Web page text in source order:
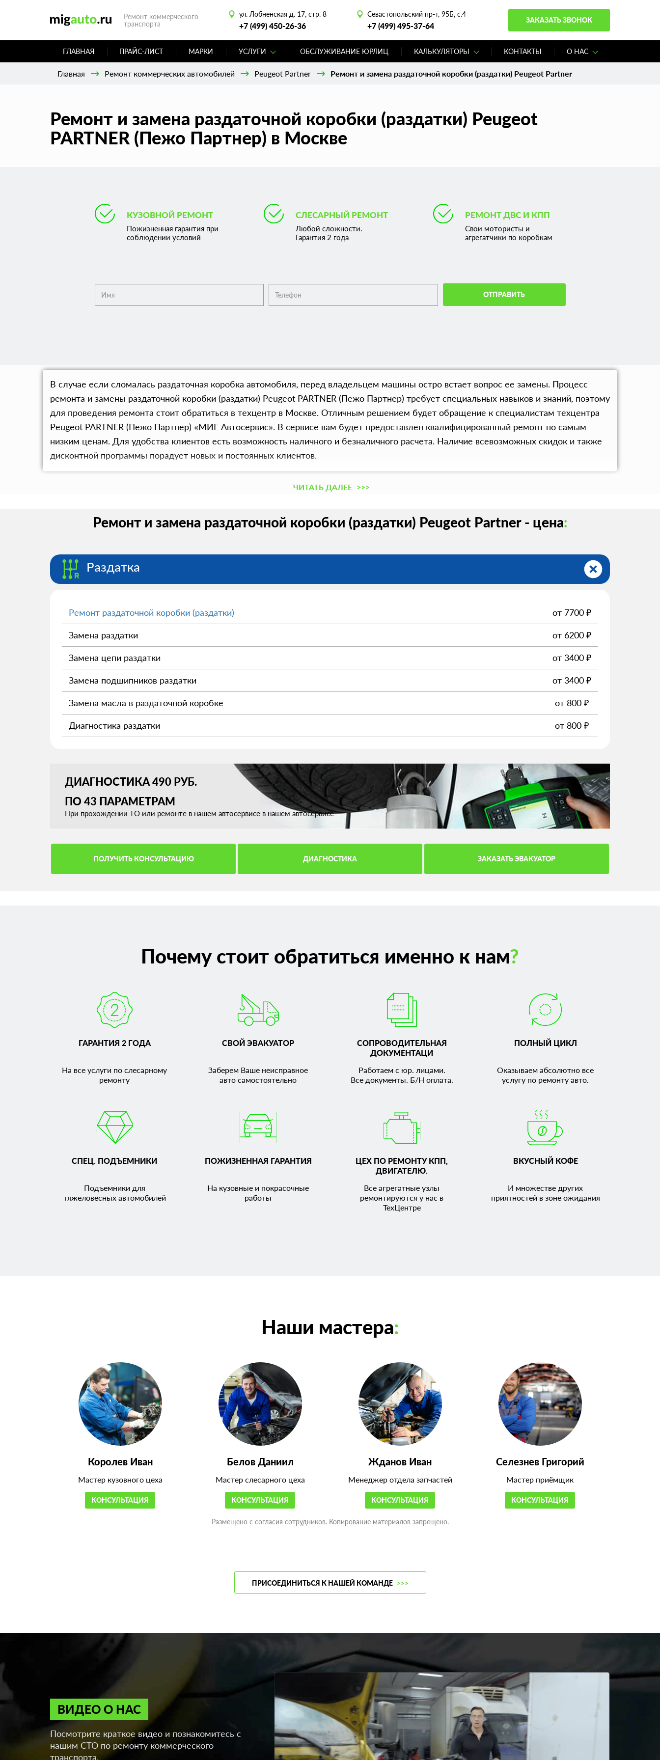
Ремонт коммерческого
транспорта
ул. Лобненская д. 17, стр. 8
+7 (499) 450-26-36
Севастопольский пр-т, 95Б, с.4
+7 (499) 495-37-64
ЗАКАЗАТЬ ЗВОНОК
ГЛАВНАЯ ПРАЙС-ЛИСТ МАРКИ УСЛУГИ ОБСЛУЖИВАНИЕ ЮРЛИЦ КАЛЬКУЛЯТОРЫ КОНТАКТЫ О НАС
Главная Ремонт коммерческих автомобилей Peugeot Partner Ремонт и замена раздаточной коробки (раздатки) Peugeot Partner
Ремонт и замена раздаточной коробки (раздатки) Peugeot
PARTNER (Пежо Партнер) в Москве
КУЗОВНОЙ РЕМОНТ
Пожизненная гарантия при
соблюдении условий
СЛЕСАРНЫЙ РЕМОНТ
Любой сложности.
Гарантия 2 года
РЕМОНТ ДВС И КПП
Свои мотористы и
агрегатчики по коробкам
ОТПРАВИТЬ
В случае если сломалась раздаточная коробка автомобиля, перед владельцем машины остро встает вопрос ее замены. Процесс
ремонта и замены раздаточной коробки (раздатки) Peugeot PARTNER (Пежо Партнер) требует специальных навыков и знаний, поэтому
для проведения ремонта стоит обратиться в техцентр в Москве. Отличным решением будет обращение к специалистам техцентра
Peugeot PARTNER (Пежо Партнер) «МИГ Автосервис». В сервисе вам будет предоставлен квалифицированный ремонт по самым
низким ценам. Для удобства клиентов есть возможность наличного и безналичного расчета. Наличие всевозможных скидок и также
дисконтной программы порадует новых и постоянных клиентов.
ЧИТАТЬ ДАЛЕЕ >>>
Ремонт и замена раздаточной коробки (раздатки) Peugeot Partner - цена:
Раздатка
Ремонт раздаточной коробки (раздатки) от 7700 ₽
Замена раздатки от 6200 ₽
Замена цепи раздатки от 3400 ₽
Замена подшипников раздатки от 3400 ₽
Замена масла в раздаточной коробке от 800 ₽
Диагностика раздатки от 800 ₽
ДИАГНОСТИКА 490 РУБ.
ПО 43 ПАРАМЕТРАМ
При прохождении ТО или ремонте в нашем автосервисе в нашем автосервисе
ПОЛУЧИТЬ КОНСУЛЬТАЦИЮ ДИАГНОСТИКА ЗАКАЗАТЬ ЭВАКУАТОР
Почему стоит обратиться именно к нам?
ГАРАНТИЯ 2 ГОДА
На все услуги по слесарному
ремонту
СВОЙ ЭВАКУАТОР
Заберем Ваше неисправное
авто самостоятельно
СОПРОВОДИТЕЛЬНАЯ
ДОКУМЕНТАЦИ
Работаем с юр. лицами.
Все документы. Б/Н оплата.
ПОЛНЫЙ ЦИКЛ
Оказываем абсолютно все
услугу по ремонту авто.
СПЕЦ. ПОДЪЕМНИКИ
Подъемники для
тяжеловесных автомобилей
ПОЖИЗНЕННАЯ ГАРАНТИЯ
На кузовные и покрасочные
работы
ЦЕХ ПО РЕМОНТУ КПП,
ДВИГАТЕЛЮ.
Все агрегатные узлы
ремонтируются у нас в
ТехЦентре
ВКУСНЫЙ КОФЕ
И множестве других
приятностей в зоне ожидания
Наши мастера:
Королев Иван
Мастер кузовного цеха
КОНСУЛЬТАЦИЯ
Белов Даниил
Мастер слесарного цеха
КОНСУЛЬТАЦИЯ
Жданов Иван
Менеджер отдела запчастей
КОНСУЛЬТАЦИЯ
Селезнев Григорий
Мастер приёмщик
КОНСУЛЬТАЦИЯ
Размещено с согласия сотрудников. Копирование материалов запрещено.
ПРИСОЕДИНИТЬСЯ К НАШЕЙ КОМАНДЕ >>>
ВИДЕО О НАС
Посмотрите краткое видео и познакомитесь с
нашим СТО по ремонту коммерческого
транспорта.